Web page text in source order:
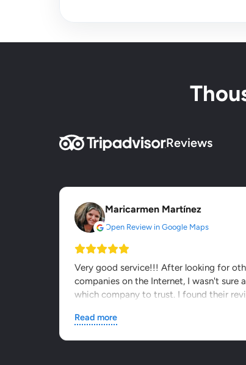
Reviews
Maricarmen Martínez
Open Review in Google Maps
Very good service!!! After looking for
companies on the Internet, I wasn't sure
which company to trust. I found their
Read more